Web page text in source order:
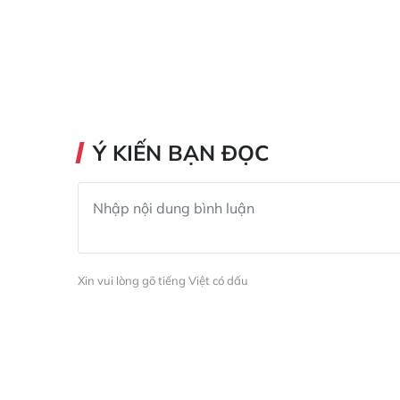
Ý KIẾN BẠN ĐỌC
Xin vui lòng gõ tiếng Việt có dấu